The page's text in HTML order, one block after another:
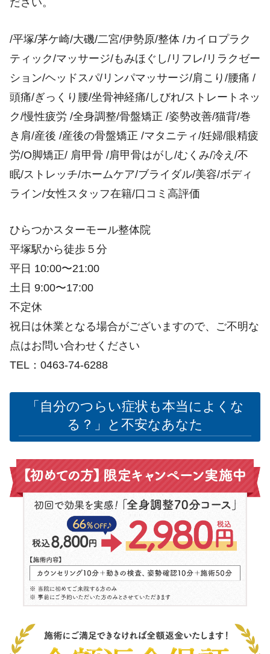
/平塚/茅ケ崎/大磯/二宮/伊勢原/整体 /カイロプラク
ティック/マッサージ/もみほぐし/リフレ/リラクゼー
ション/ヘッドスパ/リンパマッサージ/肩こり/腰痛 /
頭痛/ぎっくり腰/坐骨神経痛/しびれ/ストレートネッ
ク/慢性疲労 /全身調整/骨盤矯正 /姿勢改善/猫背/巻
き肩/産後 /産後の骨盤矯正 /マタニティ/妊婦/眼精疲
労/O脚矯正/ 肩甲骨 /肩甲骨はがし/むくみ/冷え/不
眠/ストレッチ/ホームケア/ブライダル/美容/ボディ
ライン/女性スタッフ在籍/口コミ高評価
ひらつかスターモール整体院
平塚駅から徒歩５分
平日 10:00〜21:00
土日 9:00〜17:00
不定休
祝日は休業となる場合がございますので、ご不明な
点はお問い合わせください
TEL：0463-74-6288
「自分のつらい症状も本当によくな
る？」と不安なあなた